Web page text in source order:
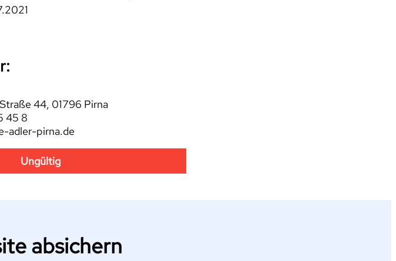
44, 01796 Pirna
45 8
adler-pirna.de
Ungültig
absichern